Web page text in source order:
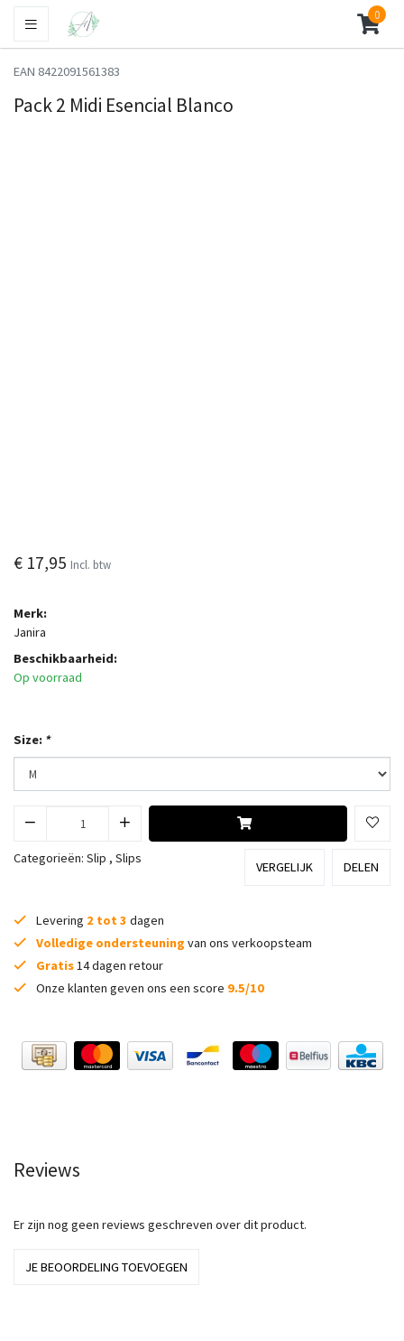
0
EAN 8422091561383
Pack 2 Midi Esencial Blanco
€ 17,95 Incl. btw
Merk:
Janira
Beschikbaarheid:
Op voorraad
Size: *
Categorieën: Slip , Slips
VERGELIJK DELEN
Levering 2 tot 3 dagen
Volledige ondersteuning van ons verkoopsteam
Gratis14 dagen retour
Onze klanten geven ons een score 9.5/10
Reviews
Er zijn nog geen reviews geschreven over dit product.
JE BEOORDELING TOEVOEGEN